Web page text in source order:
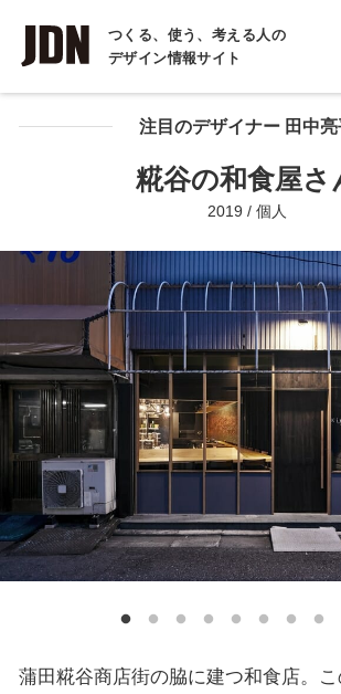
つくる、使う、考える人の
デザイン情報サイト
INTERVIEW
インタビュー
REPORT注目のデザイナー 田中亮
糀谷の和食屋さ
2019 / 個人
蒲田糀谷商店街の脇に建つ和食店。